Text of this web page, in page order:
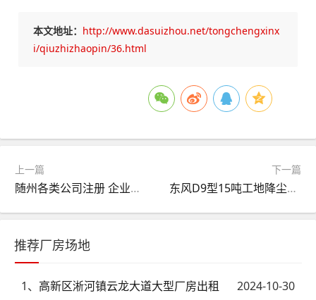
本文地址： http://www.dasuizhou.net/tongchengxinx
i/qiuzhizhaopin/36.html
上一篇
随州各类公司注册 企业变更注销 财税代理 许可办理
下一篇
东风D9型15吨工地降尘洒水车 全国配送车到付款
推荐厂房场地
2024-10-30
1、 高新区淅河镇云龙大道大型厂房出租